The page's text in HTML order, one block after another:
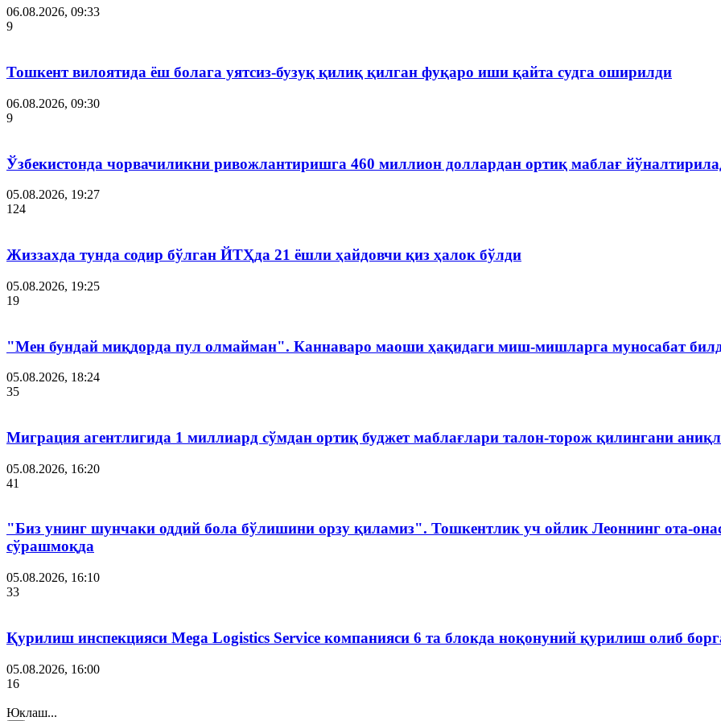
06.08.2026, 09:33
9
Тошкент вилоятида ёш болага уятсиз-бузуқ қилиқ қилган фуқаро иши қайта судга оширилди
06.08.2026, 09:30
9
Ўзбекистонда чорвачиликни ривожлантиришга 460 миллион доллардан ортиқ маблағ
05.08.2026, 19:27
124
Жиззахда тунда содир бўлган ЙТҲда 21 ёшли ҳайдовчи қиз ҳалок бўлди
05.08.2026, 19:25
19
"Мен бундай миқдорда пул олмайман". Каннаваро маоши ҳақидаги миш-мишларга муносабат
05.08.2026, 18:24
35
Миграция агентлигида 1 миллиард сўмдан ортиқ буджет маблағлари талон-торож қилингани
05.08.2026, 16:20
41
"Биз унинг шунчаки оддий бола бўлишини орзу қиламиз". Тошкентлик уч ойлик Леоннинг ота-
сўрашмоқда
05.08.2026, 16:10
33
Қурилиш инспекцияси Мega Logistics Service компанияси 6 та блокда ноқонуний қурилиш олиб
05.08.2026, 16:00
16
Юклаш...